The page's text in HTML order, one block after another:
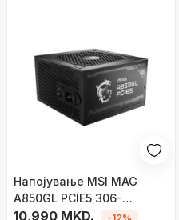
Напојување MSI MAG
A850GL PCIE5 306-
7ZP8A11-CE0 , 850W
10,990 MKD.